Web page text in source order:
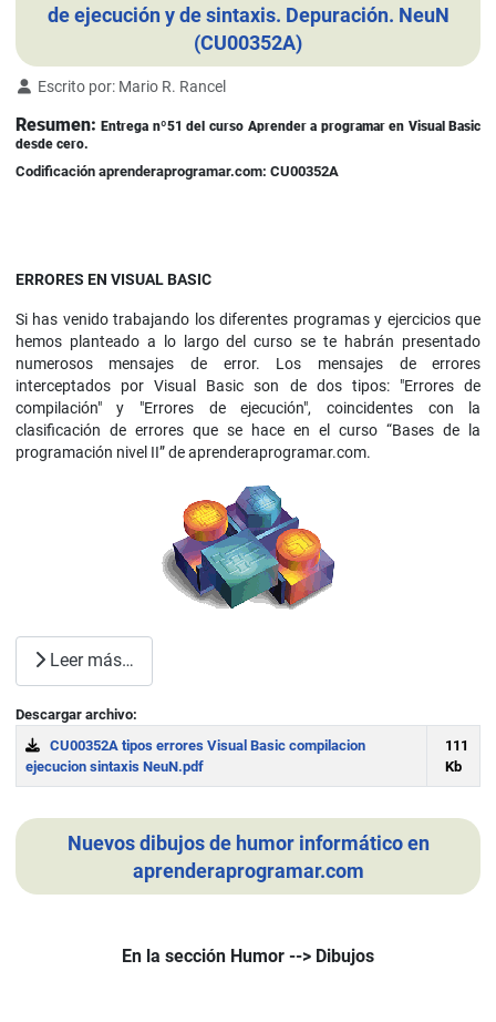
de ejecución y de sintaxis. Depuración. NeuN
(CU00352A)
Detalles
Escrito por: Mario R. Rancel
Resumen:Entrega nº51 del curso Aprender a programar en Visual Basic
desde cero.
Codificación aprenderaprogramar.com: CU00352A
ERRORES EN VISUAL BASIC
Si has venido trabajando los diferentes programas y ejercicios que
hemos planteado a lo largo del curso se te habrán presentado
numerosos mensajes de error. Los mensajes de errores
interceptados por Visual Basic son de dos tipos: "Errores de
compilación" y "Errores de ejecución", coincidentes con la
clasificación de errores que se hace en el curso “Bases de la
programación nivel II” de aprenderaprogramar.com.
Leer más…
Descargar archivo:
CU00352A tipos errores Visual Basic compilacion
ejecucion sintaxis NeuN.pdf
111
Kb
Nuevos dibujos de humor informático en
aprenderaprogramar.com
En la sección Humor --> Dibujos